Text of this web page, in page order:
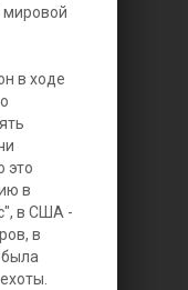
мировой
в ходе
это
в
в США -
в